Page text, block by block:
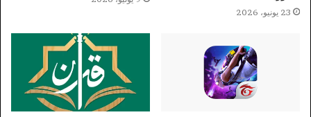
23 يونيو، 2026